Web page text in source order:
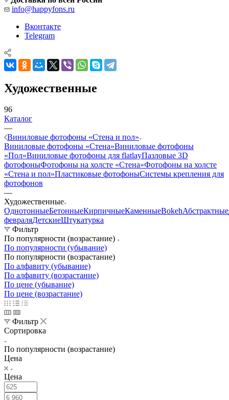
info@happyfons.ru
Вконтакте
Telegram
Художественные
96
Каталог
—
Виниловые фотофоны «Стена и пол»
Виниловые фотофоны «Стена»Виниловые фотофоны
«Пол»Виниловые фотофоны для flatlayПазловые 3D
фотофоныФотофоны на холсте «Стена»Фотофоны на холсте
«Стена и пол»Пластиковые фотофоныСистемы крепления для
фотофонов
—
Художественные
ОднотонныеБетонныеКирпичныеКаменныеBokehАбстрактные
февраляДетскиеШтукатурка
Фильтр
По популярности (возрастание)
По популярности (убывание)
По популярности (возрастание)
По алфавиту (убывание)
По алфавиту (возрастание)
По цене (убывание)
По цене (возрастание)
Фильтр
Сортировка
По популярности (возрастание)
Цена
Цена